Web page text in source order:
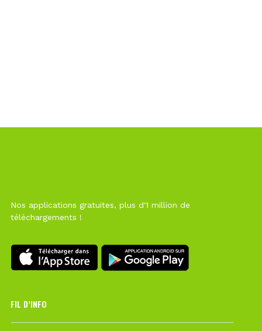
Nos applications gratuites, plus d'1 million de
téléchargements !
FIL D’INFO